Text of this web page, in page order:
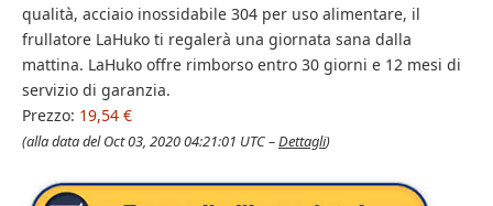
qualità, acciaio inossidabile 304 per uso alimentare, il
frullatore LaHuko ti regalerà una giornata sana dalla
mattina. LaHuko offre rimborso entro 30 giorni e 12 mesi di
servizio di garanzia.
Prezzo: 19,54 €
(alla data del Oct 03, 2020 04:21:01 UTC –Dettagli)